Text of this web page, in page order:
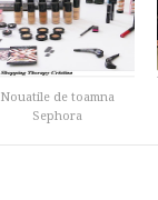
Nouatile de toamna
Sephora